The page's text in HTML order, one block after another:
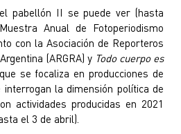
pabellón II se puede ver (hasta
Anual de Fotoperiodismo
con la Asociación de Reporteros
(ARGRA) y Todo cuerpo es
se focaliza en producciones de
la dimensión política de
actividades producidas en 2021
el 3 de abril).